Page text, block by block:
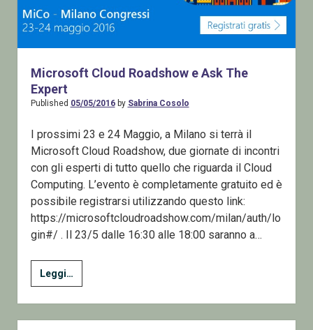
a
Milano
Microsoft Cloud Roadshow e Ask The
Expert
Published 05/05/2016by Sabrina Cosolo
I prossimi 23 e 24 Maggio, a Milano si terrà il
Microsoft Cloud Roadshow, due giornate di incontri
con gli esperti di tutto quello che riguarda il Cloud
Computing. L’evento è completamente gratuito ed è
possibile registrarsi utilizzando questo link:
https://microsoftcloudroadshow.com/milan/auth/lo
gin#/ . Il 23/5 dalle 16:30 alle 18:00 saranno a…
Leggi…Microsoft
Cloud
Roadshow
e